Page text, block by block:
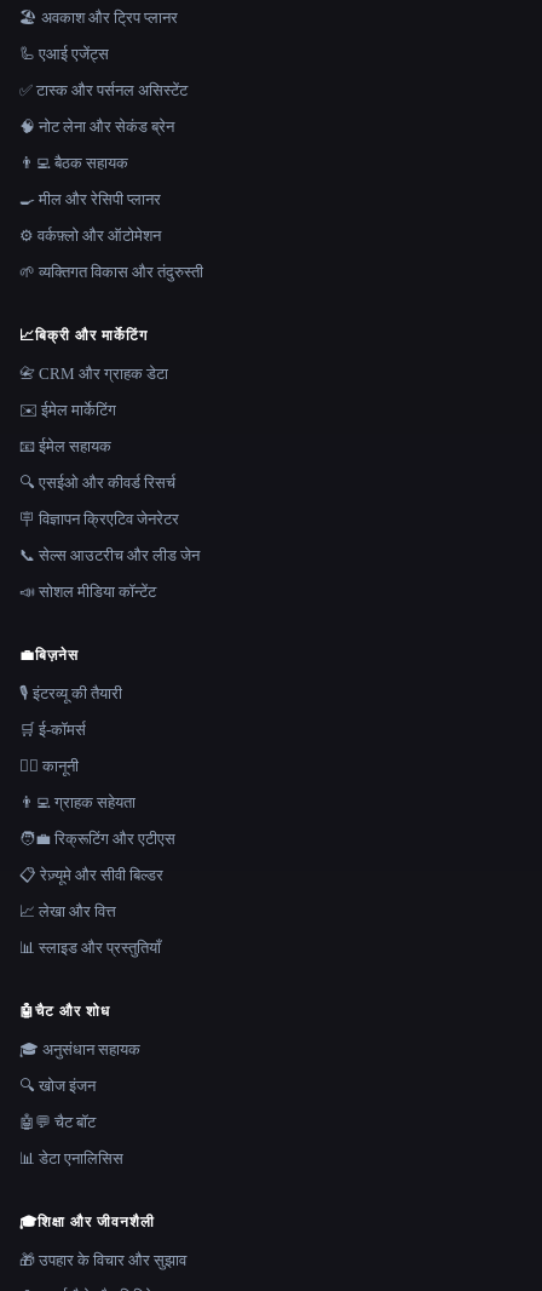
🏖 अवकाश और ट्रिप प्लानर
🦾 एआई एजेंट्स
✅ टास्क और पर्सनल असिस्टेंट
🧠 नोट लेना और सेकंड ब्रेन
👨‍💻 बैठक सहायक
🍳 मील और रेसिपी प्लानर
⚙️ वर्कफ़्लो और ऑटोमेशन
🌱 व्यक्तिगत विकास और तंदुरुस्ती
📈बिक्री और मार्केटिंग
📇 CRM और ग्राहक डेटा
✉️ ईमेल मार्केटिंग
📧 ईमेल सहायक
🔍 एसईओ और कीवर्ड रिसर्च
🪧 विज्ञापन क्रिएटिव जेनरेटर
📞 सेल्स आउटरीच और लीड जेन
📣 सोशल मीडिया कॉन्टेंट
💼बिज़नेस
🎙️ इंटरव्यू की तैयारी
🛒 ई-कॉमर्स
👩‍⚖️ कानूनी
👨‍💻 ग्राहक सहेयता
🧑‍💼 रिक्रूटिंग और एटीएस
📋 रेज़्यूमे और सीवी बिल्डर
📈 लेखा और वित्त
📊 स्लाइड और प्रस्तुतियाँ
🤖चैट और शोध
🎓 अनुसंधान सहायक
🔍 खोज इंजन
🤖💬 चैट बॉट
📊 डेटा एनालिसिस
🎓शिक्षा और जीवनशैली
🎁 उपहार के विचार और सुझाव